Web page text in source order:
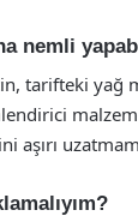
nemli
tarifteki yağ
aşırı